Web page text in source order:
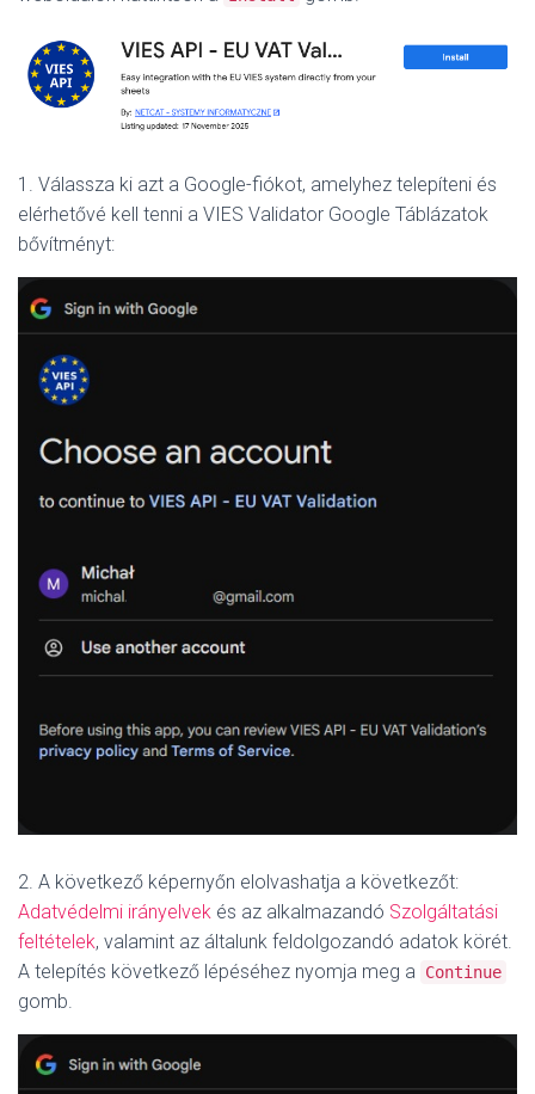
1. Válassza ki azt a Google-fiókot, amelyhez telepíteni és
elérhetővé kell tenni a VIES Validator Google Táblázatok
bővítményt:
2. A következő képernyőn elolvashatja a következőt:
Adatvédelmi irányelvek és az alkalmazandó Szolgáltatási
feltételek, valamint az általunk feldolgozandó adatok körét.
A telepítés következő lépéséhez nyomja meg a
Continue
gomb.